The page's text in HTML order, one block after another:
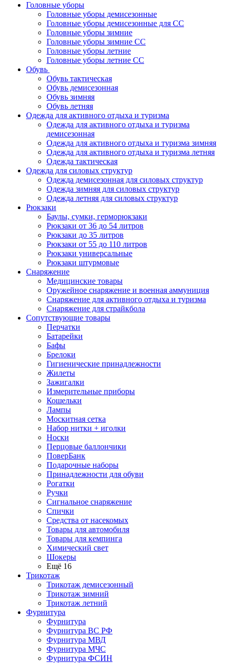
Головные уборы
Головные уборы демисезонные
Головные уборы демисезонные для СС
Головные уборы зимние
Головные уборы зимние СС
Головные уборы летние
Головные уборы летние СС
Обувь
Обувь тактическая
Обувь демисезонная
Обувь зимняя
Обувь летняя
Одежда для активного отдыха и туризма
Одежда для активного отдыха и туризма
демисезонная
Одежда для активного отдыха и туризма зимняя
Одежда для активного отдыха и туризма летняя
Одежда тактическая
Одежда для силовых структур
Одежда демисезонная для силовых структур
Одежда зимняя для силовых структур
Одежда летняя для силовых структур
Рюкзаки
Баулы, сумки, герморюкзаки
Рюкзаки от 36 до 54 литров
Рюкзаки до 35 литров
Рюкзаки от 55 до 110 литров
Рюкзаки универсальные
Рюкзаки штурмовые
Снаряжение
Медицинские товары
Оружейное снаряжение и военная аммуниция
Снаряжение для активного отдыха и туризма
Снаряжение для страйкбола
Сопутствующие товары
Перчатки
Батарейки
Бафы
Брелоки
Гигиенические принадлежности
Жилеты
Зажигалки
Измерительные приборы
Кошельки
Лампы
Москитная сетка
Набор нитки + иголки
Носки
Перцовые баллончики
ПоверБанк
Подарочные наборы
Принадлежности для обуви
Рогатки
Ручки
Сигнальное снаряжение
Спички
Средства от насекомых
Товары для автомобиля
Товары для кемпинга
Химический свет
Шокеры
Ещё 16
Трикотаж
Трикотаж демисезонный
Трикотаж зимний
Трикотаж летний
Фурнитура
Фурнитура
Фурнитура ВС РФ
Фурнитура МВД
Фурнитура МЧС
Фурнитура ФСИН